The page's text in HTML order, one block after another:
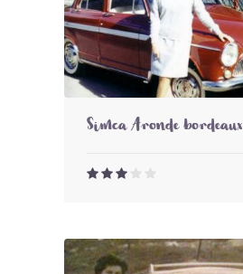
Simca Aronde bordeaux